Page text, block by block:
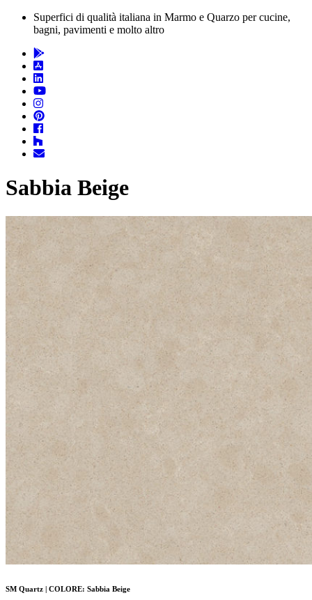
Superfici di qualità italiana in Marmo e Quarzo per cucine,
bagni, pavimenti e molto altro
Sabbia Beige
SM Quartz | COLORE: Sabbia Beige